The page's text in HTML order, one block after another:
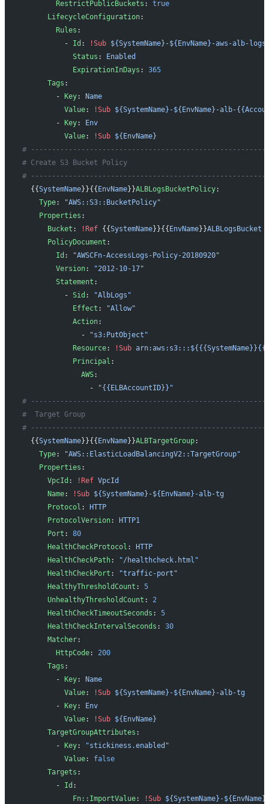
        RestrictPublicBuckets
: true
      LifecycleConfiguration
:
        Rules
:
          -
Id : !Sub ${SystemName}-${EnvName}-aws-alb-
            Status
:
Enabled
            ExpirationInDays
: 365
      Tags
:
        -
Key:
Name
          Value
: !Sub ${SystemName}-${EnvName}-alb-
        -
Key:
Env
          Value
: !Sub ${EnvName}
#
# Create S3 Bucket Policy
#
  {{
SystemName}}{{ EnvName}}ALBLogsBucketPolicy:
    Type
:
"AWS::S3::BucketPolicy"
    Properties
:
      Bucket
: !Ref {{SystemName}}{{ EnvName}}ALBLogsBucket
      PolicyDocument
:
        Id
:
"AWSCFn-AccessLogs-Policy-20180920"
        Version
:
"2012-10-17"
        Statement
:
          -
Sid :
"AlbLogs"
            Effect
:
"Allow"
            Action
:
              -
"s3:PutObject"
            Resource
: !Sub
            Principal
:
              AWS
:
                -
"{{ELBAccountID}}"
#
#  Target Group
#
  {{
SystemName}}{{ EnvName}}ALBTargetGroup:
    Type
:
"AWS::ElasticLoadBalancingV2::TargetGroup"
    Properties
:
      VpcId
: !Ref VpcId
      Name
: !Sub ${SystemName}-${EnvName}-alb-tg
      Protocol
:
HTTP
      ProtocolVersion
:
HTTP1
      Port
: 80
      HealthCheckProtocol
:
HTTP
      HealthCheckPath
:
"/healthcheck.html"
      HealthCheckPort
:
"traffic-port"
      HealthyThresholdCount
: 5
      UnhealthyThresholdCount
: 2
      HealthCheckTimeoutSeconds
: 5
      HealthCheckIntervalSeconds
: 30
      Matcher
:
        HttpCode
: 200
      Tags
:
        -
Key:
Name
          Value
: !Sub ${SystemName}-${EnvName}-alb-tg
        -
Key:
Env
          Value
: !Sub ${EnvName}
      TargetGroupAttributes
:
        -
Key:
"stickiness.enabled"
          Value
: false
      Targets
:
        -
Id :
            Fn::ImportValue
: !Sub ${SystemName}-